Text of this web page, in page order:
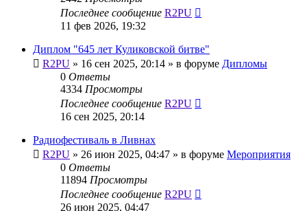
Последнее сообщение R2PU
11 фев 2026, 19:32
Диплом "645 лет Куликовской битве"
R2PU » 16 сен 2025, 20:14 » в форуме Дипломы
0 Ответы
4334 Просмотры
Последнее сообщение R2PU
16 сен 2025, 20:14
Радиофестиваль в Ливнах
R2PU » 26 июн 2025, 04:47 » в форуме Мероприятия
0 Ответы
11894 Просмотры
Последнее сообщение R2PU
26 июн 2025, 04:47